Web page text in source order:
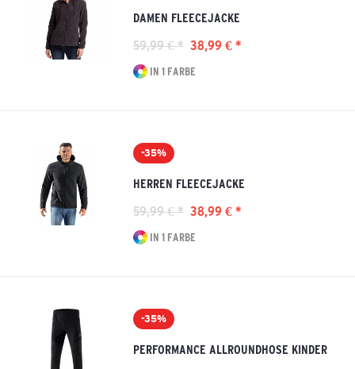
DAMEN FLEECEJACKE
59,99 € * 38,99 € *
IN 1 FARBE
-35%
HERREN FLEECEJACKE
59,99 € * 38,99 € *
IN 1 FARBE
-35%
PERFORMANCE ALLROUNDHOSE KINDER